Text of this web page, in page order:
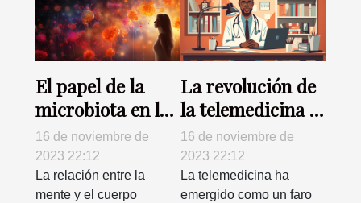
El papel de la
microbiota en la
salud mental
16 de noviembre de
2023 22:12
La relación entre la
mente y el cuerpo
La revolución de
la telemedicina y
su impacto en la
atención
sanitaria
16 de noviembre de
2023 22:12
La telemedicina ha
emergido como un faro